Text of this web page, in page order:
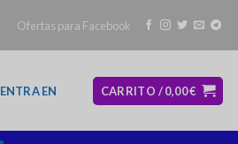
Ofertas para Facebook
ENTRA EN CARRITO /0,00€